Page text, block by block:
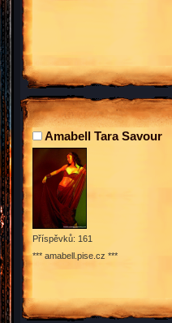
Amabell Tara Savour
Příspěvků: 161
*** amabell.pise.cz ***